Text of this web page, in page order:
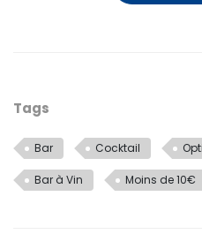
Tags
Bar Cocktail
Bar à Vin Moins de 10€